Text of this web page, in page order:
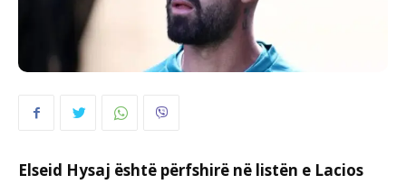
Elseid Hysaj është përfshirë në listën e Lacios